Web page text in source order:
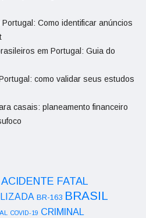
Como identificar anúncios
em Portugal: Guia do
como validar seus estudos
casais: planeamento financeiro
ACIDENTE FATAL
BR-163 BRASIL
COVID-19 CRIMINAL